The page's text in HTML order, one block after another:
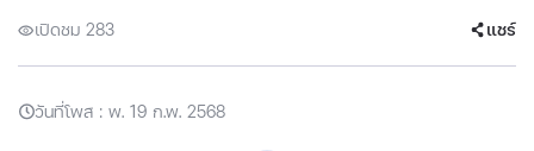
เปิดชม 283 แชร์
วันที่โพส : พ. 19 ก.พ. 2568